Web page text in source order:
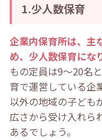
1.少人数保育
企業内保育所は、主
め、少人数保育にな
もの定員は9〜20名
育で運営している企
以外の地域の子ども
広さから受け入れら
あるでしょう。